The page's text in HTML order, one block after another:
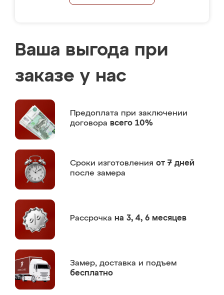
Ваша выгода при
заказе у нас
Предоплата при заключении
договора всего 10%
Сроки изготовления от 7 дней
после замера
Рассрочка на 3, 4, 6 месяцев
Замер, доставка и подъем
бесплатно